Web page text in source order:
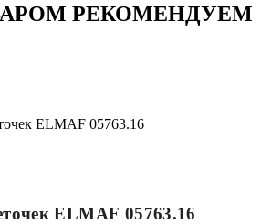
РЕКОМЕНДУЕМ
ELMAF 05763.16